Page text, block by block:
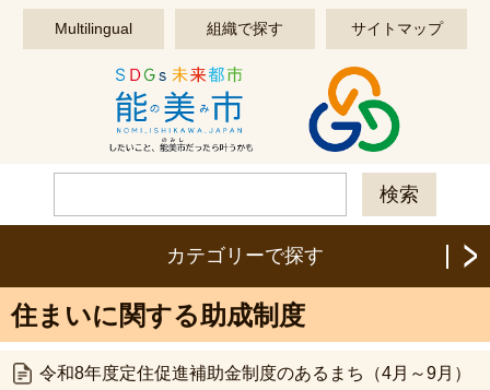
このページの本文へ移動する
Multilingual 組織で探す サイトマップ
カテゴリーで探す
住まいに関する助成制度
令和8年度定住促進補助金制度のあるまち（4月～9月）